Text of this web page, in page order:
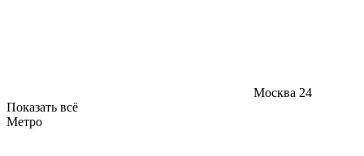
Москва 24
Показать всё
Метро